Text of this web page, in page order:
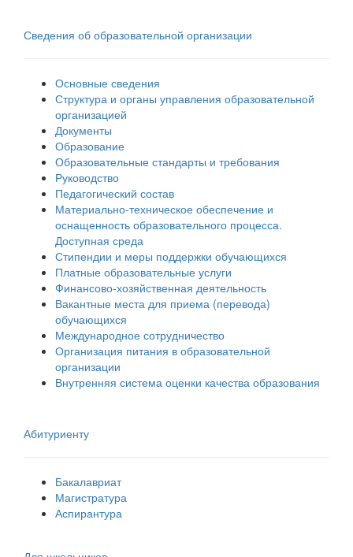
Сведения об образовательной организации
Основные сведения
Структура и органы управления образовательной
организацией
Документы
Образование
Образовательные стандарты и требования
Руководство
Педагогический состав
Материально-техническое обеспечение и
оснащенность образовательного процесса.
Доступная среда
Стипендии и меры поддержки обучающихся
Платные образовательные услуги
Финансово-хозяйственная деятельность
Вакантные места для приема (перевода)
обучающихся
Международное сотрудничество
Организация питания в образовательной
организации
Внутренняя система оценки качества образования
Абитуриенту
Бакалавриат
Магистратура
Аспирантура